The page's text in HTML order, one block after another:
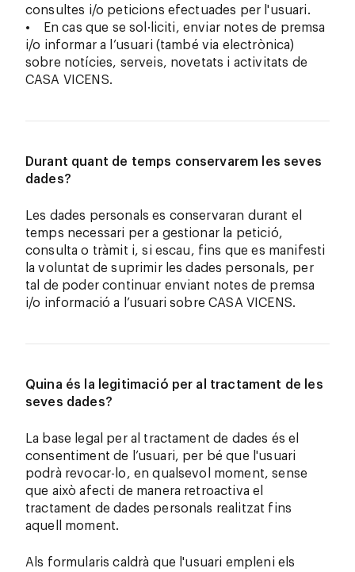
consultes i/o peticions efectuades per l'usuari.
• En cas que se sol·liciti, enviar notes de premsa
i/o informar a l’usuari (també via electrònica)
sobre notícies, serveis, novetats i activitats de
CASA VICENS.
Durant quant de temps conservarem les seves
dades?
Les dades personals es conservaran durant el
temps necessari per a gestionar la petició,
consulta o tràmit i, si escau, fins que es manifesti
la voluntat de suprimir les dades personals, per
tal de poder continuar enviant notes de premsa
i/o informació a l’usuari sobre CASA VICENS.
Quina és la legitimació per al tractament de les
seves dades?
La base legal per al tractament de dades és el
consentiment de l’usuari, per bé que l'usuari
podrà revocar-lo, en qualsevol moment, sense
que això afecti de manera retroactiva el
tractament de dades personals realitzat fins
aquell moment.
Als formularis caldrà que l'usuari empleni els